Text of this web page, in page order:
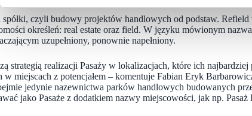
czyli budowy projektów handlowych od podstaw. Refield
określeń: real estate oraz field. W języku mówionym
uzupełniony, ponownie napełniony.
strategią realizacji Pasaży w lokalizacjach, które ich najbardziej
miejscach z potencjałem – komentuje Fabian Eryk
jedynie nazewnictwa parków handlowych budowanych
jako Pasaże z dodatkiem nazwy miejscowości, jak np. Pasaż